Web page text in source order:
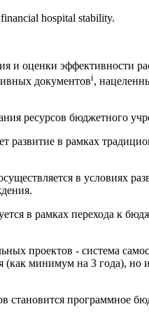
hospital stability.
и оценки эффективности
документовi,
ресурсов бюджетного
развитие в рамках
в условиях
в рамках перехода к
проектов - система
минимум на 3 года), но
становится программное